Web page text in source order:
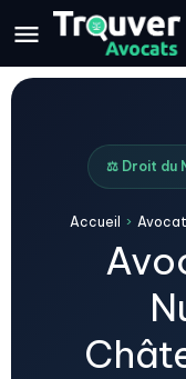
⚖️ Droit du
Accueil ›